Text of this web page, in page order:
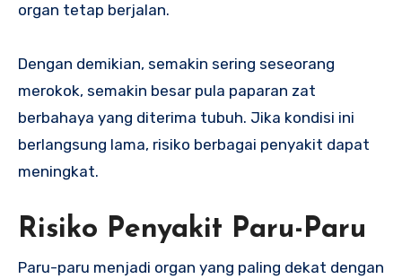
organ tetap berjalan.
Dengan demikian, semakin sering seseorang
merokok, semakin besar pula paparan zat
berbahaya yang diterima tubuh. Jika kondisi ini
berlangsung lama, risiko berbagai penyakit dapat
meningkat.
Risiko Penyakit Paru-Paru
Paru-paru menjadi organ yang paling dekat dengan